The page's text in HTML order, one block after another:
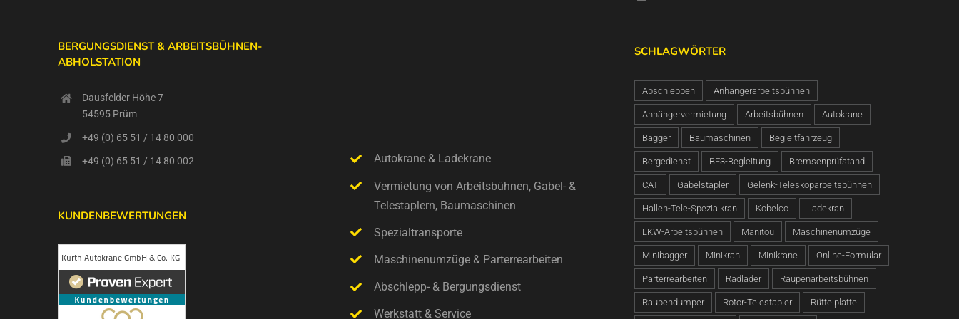
BERGUNGSDIENST & ARBEITSBÜHNEN-
ABHOLSTATION
Dausfelder Höhe 7
54595 Prüm
+49 (0) 65 51 / 14 80 000
+49 (0) 65 51 / 14 80 002
KUNDENBEWERTUNGEN
Autokrane & Ladekrane
Vermietung von Arbeitsbühnen, Gabel- &
Telestaplern, Baumaschinen
Spezialtransporte
Maschinenumzüge & Parterrearbeiten
Abschlepp- & Bergungsdienst
Werkstatt & Service
SCHLAGWÖRTER
Abschleppen Anhängerarbeitsbühnen
Anhängervermietung Arbeitsbühnen Autokrane
Bagger Baumaschinen Begleitfahrzeug
Bergedienst BF3-Begleitung Bremsenprüfstand
CAT Gabelstapler Gelenk-Teleskoparbeitsbühnen
Hallen-Tele-Spezialkran Kobelco Ladekran
LKW-Arbeitsbühnen Manitou Maschinenumzüge
Minibagger Minikran Minikrane Online-Formular
Parterrearbeiten Radlader Raupenarbeitsbühnen
Raupendumper Rotor-Telestapler Rüttelplatte